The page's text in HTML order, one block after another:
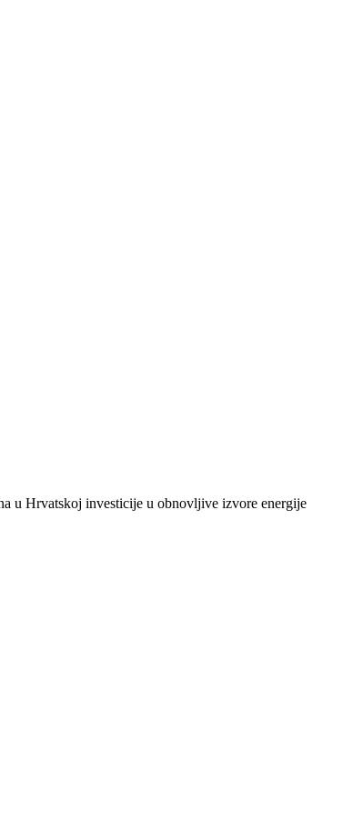
u Hrvatskoj investicije u obnovljive izvore energije